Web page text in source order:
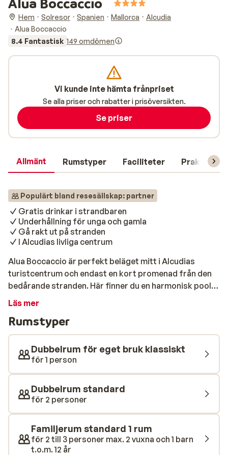
Hem Solresor Spanien Mallorca
Alcudia
Alua Boccaccio
8.4 Fantastisk 149 omdömen
Allmänt Rumstyper Faciliteter Praktisk
Populärt bland resesällskap: partner
Gratis drinkar i strandbaren
Underhållning för unga och gamla
Gå rakt ut på stranden
I Alcudias livliga centrum
Alua Boccaccio är perfekt beläget mitt i Alcudias
turistcentrum och endast en kort promenad från den
bedårande stranden. Här finner du en harmonisk pool
med en inbjudande terrass, där du kan njuta av
arrangeras roliga aktiviteter av underhållningsteamet.
Poolen och terrassen utgör det perfekta stället att
koppla av på hotellet. Till alla strandälskares glädje
ligger hotellet precis vid stranden! En lång
strandpromenad sträcker sig längs kusten hela vägen
till den vackra hamnen i Alcudia. Perfekt för
kvällspromenader. Hotellet erbjuder enastående mat-
och dryckesfaciliteter. Förutom strandbaren erbjuder
törst. Det finns något för alla smaker och preferenser,
vilket gör din vistelse ännu mer bekväm.
Läs mer
Rumstyper
Dubbelrum för eget bruk klassiskt
för 1 person
Dubbelrum standard
för 2 personer
Familjerum standard 1 rum
för 2 till 3 personer max. 2 vuxna och 1 barn
t.o.m. 12 år
Vi kunde inte hämta frånpriset
Se alla priser och rabatter i prisöversikten.
Se priser